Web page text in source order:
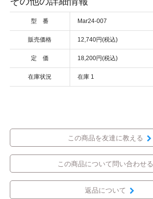
型 番 Mar24-007
販売価格 12,740円(税込)
定 価 18,200円(税込)
在庫状況 在庫 1
この商品を友達に教える
この商品について問い合わせる
返品について